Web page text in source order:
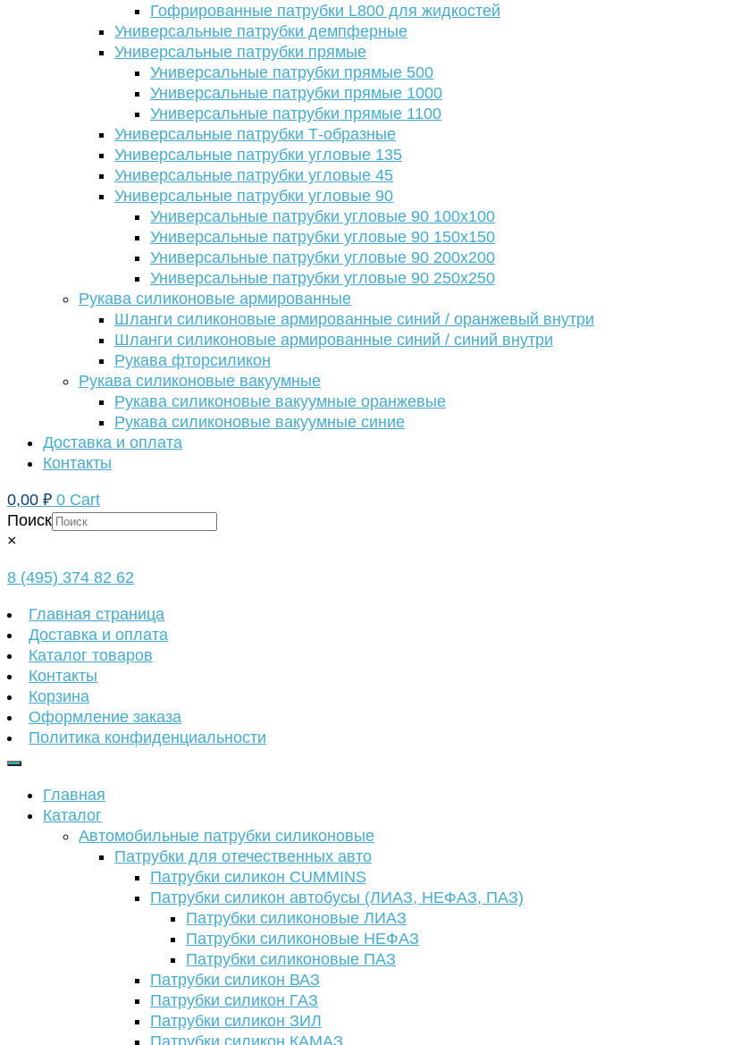
Гофрированные патрубки L800 для жидкостей
Универсальные патрубки демпферные
Универсальные патрубки прямые
Универсальные патрубки прямые 500
Универсальные патрубки прямые 1000
Универсальные патрубки прямые 1100
Универсальные патрубки Т-образные
Универсальные патрубки угловые 135
Универсальные патрубки угловые 45
Универсальные патрубки угловые 90
Универсальные патрубки угловые 90 100х100
Универсальные патрубки угловые 90 150х150
Универсальные патрубки угловые 90 200х200
Универсальные патрубки угловые 90 250х250
Рукава силиконовые армированные
Шланги силиконовые армированные синий / оранжевый внутри
Шланги силиконовые армированные синий / синий внутри
Рукава фторсиликон
Рукава силиконовые вакуумные
Рукава силиконовые вакуумные оранжевые
Рукава силиконовые вакуумные синие
Доставка и оплата
Контакты
0,00 ₽ 0 Cart
Поиск
×
8 (495) 374 82 62
Главная страница
Доставка и оплата
Каталог товаров
Контакты
Корзина
Оформление заказа
Политика конфиденциальности
Главная
Каталог
Автомобильные патрубки силиконовые
Патрубки для отечественных авто
Патрубки силикон CUMMINS
Патрубки силикон автобусы (ЛИАЗ, НЕФАЗ, ПАЗ)
Патрубки силиконовые ЛИАЗ
Патрубки силиконовые НЕФАЗ
Патрубки силиконовые ПАЗ
Патрубки силикон ВАЗ
Патрубки силикон ГАЗ
Патрубки силикон ЗИЛ
Патрубки силикон КАМАЗ